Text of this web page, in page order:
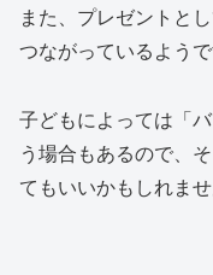
また、プレゼントと
つながっているようで
子どもによっては「
う場合もあるので、
てもいいかもしれませ